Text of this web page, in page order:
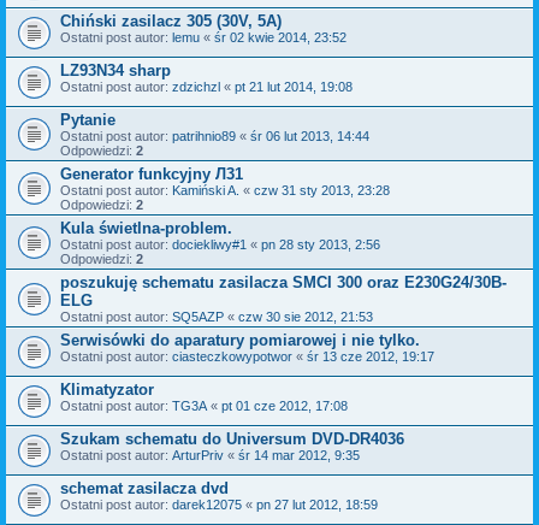
Chiński zasilacz 305 (30V, 5A)
Ostatni post autor: lemu « śr 02 kwie 2014, 23:52
LZ93N34 sharp
Ostatni post autor: zdzichzl « pt 21 lut 2014, 19:08
Pytanie
Ostatni post autor: patrihnio89 « śr 06 lut 2013, 14:44
Odpowiedzi: 2
Generator funkcyjny Л31
Ostatni post autor: Kamiński A. « czw 31 sty 2013, 23:28
Odpowiedzi: 2
Kula świetlna-problem.
Ostatni post autor: dociekliwy#1 « pn 28 sty 2013, 2:56
Odpowiedzi: 2
poszukuję schematu zasilacza SMCI 300 oraz E230G24/30B-
ELG
Ostatni post autor: SQ5AZP « czw 30 sie 2012, 21:53
Serwisówki do aparatury pomiarowej i nie tylko.
Ostatni post autor: ciasteczkowypotwor « śr 13 cze 2012, 19:17
Klimatyzator
Ostatni post autor: TG3A « pt 01 cze 2012, 17:08
Szukam schematu do Universum DVD-DR4036
Ostatni post autor: ArturPriv « śr 14 mar 2012, 9:35
schemat zasilacza dvd
Ostatni post autor: darek12075 « pn 27 lut 2012, 18:59